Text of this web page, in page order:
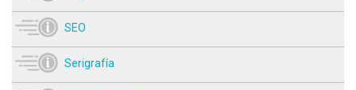
SEO
Serigrafía